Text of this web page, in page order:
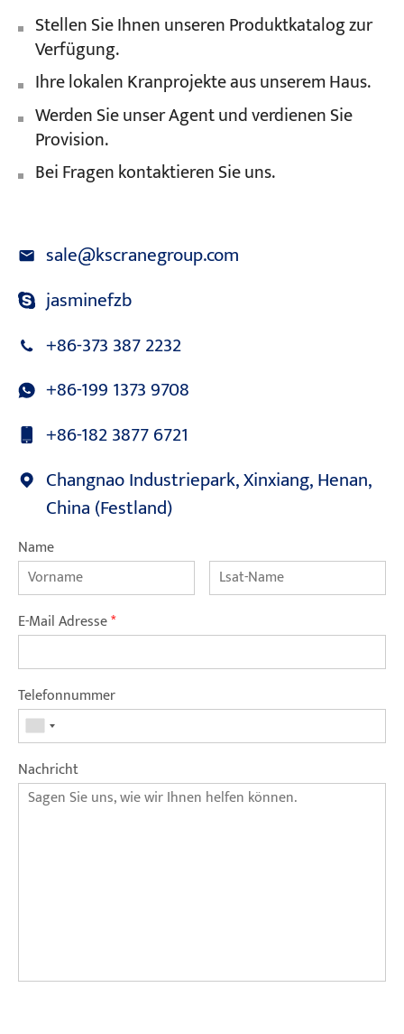
Stellen Sie Ihnen unseren Produktkatalog zur
Verfügung.
Ihre lokalen Kranprojekte aus unserem Haus.
Werden Sie unser Agent und verdienen Sie
Provision.
Bei Fragen kontaktieren Sie uns.
sale@kscranegroup.com
jasminefzb
+86-373 387 2232
+86-199 1373 9708
+86-182 3877 6721
Changnao Industriepark, Xinxiang, Henan,
China (Festland)
Name
E-Mail Adresse*
Telefonnummer
Nachricht